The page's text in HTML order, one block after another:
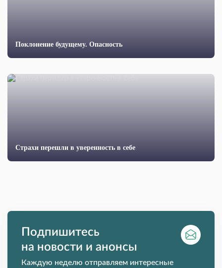
Поклонение будущему. Опасность
Страхи перешли в уверенность в себе
Подпишитесь
на новости и анонсы
Каждую неделю отправляем интересные